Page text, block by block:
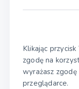
Klikając
zgodę na
wyrażasz
przeglądarce.